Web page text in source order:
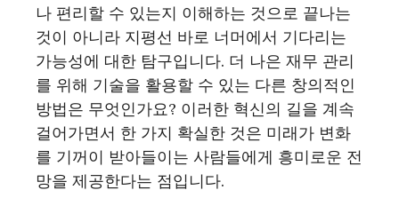
나 편리할 수 있는지 이해하는 것으로 끝나는
것이 아니라 지평선 바로 너머에서 기다리는
가능성에 대한 탐구입니다. 더 나은 재무 관리
를 위해 기술을 활용할 수 있는 다른 창의적인
방법은 무엇인가요? 이러한 혁신의 길을 계속
걸어가면서 한 가지 확실한 것은 미래가 변화
를 기꺼이 받아들이는 사람들에게 흥미로운 전
망을 제공한다는 점입니다.